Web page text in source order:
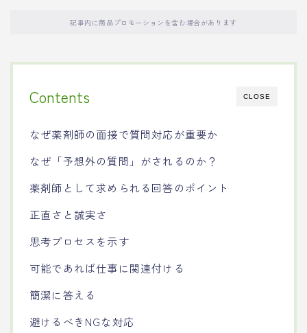
記事内に商品プロモーションを含む場合があります
CLOSE
Contents
なぜ薬剤師の面接で質問対応が重要か
なぜ「予想外の質問」がされるのか？
薬剤師として求められる回答のポイント
正直さと誠実さ
思考プロセスを示す
可能であれば仕事に関連付ける
簡潔に答える
避けるべきNGな対応